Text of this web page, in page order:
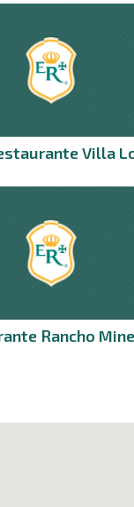
Villa
Rancho